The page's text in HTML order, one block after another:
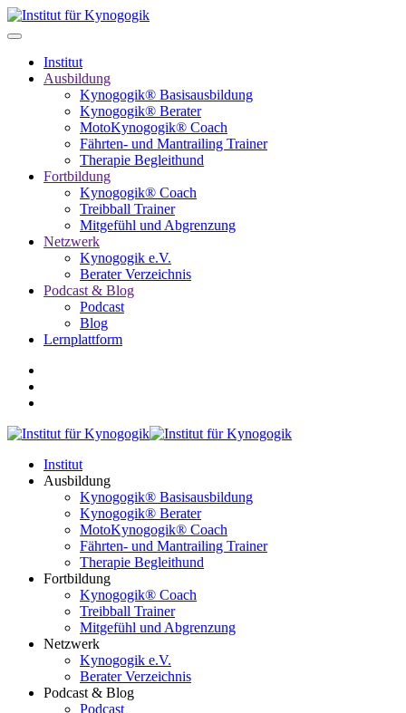
Institut
Ausbildung
Kynogogik® Basisausbildung
Kynogogik® Berater
MotoKynogogik® Coach
Fährten- und Mantrailing Trainer
Therapie Begleithund
Fortbildung
Kynogogik® Coach
Treibball Trainer
Mitgefühl und Abgrenzung
Netzwerk
Kynogogik e.V.
Berater Verzeichnis
Podcast & Blog
Podcast
Blog
Lernplattform
Institut
Ausbildung
Kynogogik® Basisausbildung
Kynogogik® Berater
MotoKynogogik® Coach
Fährten- und Mantrailing Trainer
Therapie Begleithund
Fortbildung
Kynogogik® Coach
Treibball Trainer
Mitgefühl und Abgrenzung
Netzwerk
Kynogogik e.V.
Berater Verzeichnis
Podcast & Blog
Podcast